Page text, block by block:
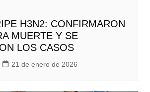
H3N2: CONFIRMARON
MUERTE Y SE
LOS CASOS
21 de enero de 2026